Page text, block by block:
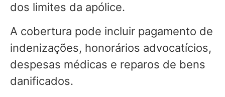
dos limites da apólice.
A cobertura pode incluir pagamento de
indenizações, honorários advocatícios,
despesas médicas e reparos de bens
danificados.